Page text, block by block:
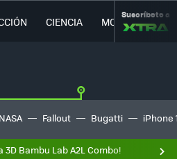
CIENCIA MOVILIDAD
Suscríbete a
NASA Fallout Bugatti iPhone
Bambu Lab A2L Combo!